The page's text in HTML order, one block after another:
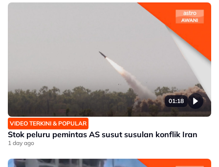
01:18
VIDEO TERKINI & POPULAR
Stok peluru pemintas AS susut susulan konflik Iran
1 day ago